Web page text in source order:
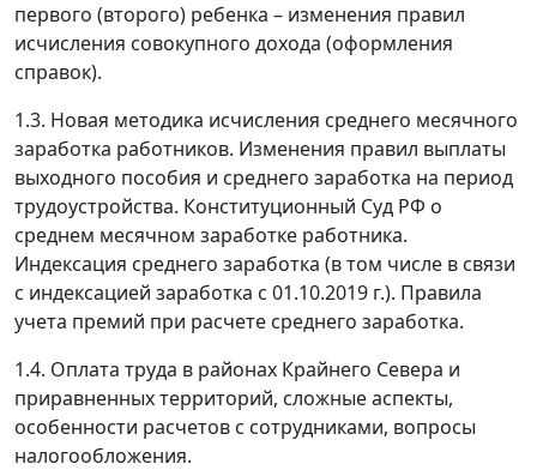
первого (второго) ребенка – изменения правил
исчисления совокупного дохода (оформления
справок).
1.3. Новая методика исчисления среднего месячного
заработка работников. Изменения правил выплаты
выходного пособия и среднего заработка на период
трудоустройства. Конституционный Суд РФ о
среднем месячном заработке работника.
Индексация среднего заработка (в том числе в связи
с индексацией заработка с 01.10.2019 г.). Правила
учета премий при расчете среднего заработка.
1.4. Оплата труда в районах Крайнего Севера и
приравненных территорий, сложные аспекты,
особенности расчетов с сотрудниками, вопросы
налогообложения.